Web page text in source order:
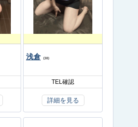
浅倉 (38)
TEL確認
詳細を見る